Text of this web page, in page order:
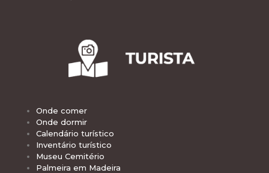
Onde comer
Onde dormir
Calendário turístico
Inventário turístico
Museu Cemitério
Palmeira em Madeira